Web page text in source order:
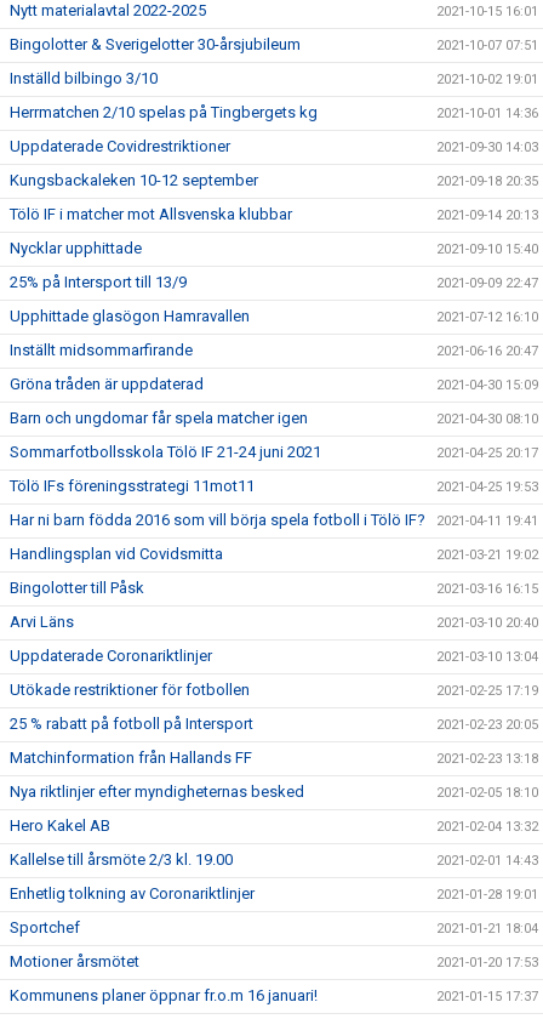
Nytt materialavtal 2022-2025 2021-10-15 16:01
Bingolotter & Sverigelotter 30-årsjubileum 2021-10-07 07:51
Inställd bilbingo 3/10 2021-10-02 19:01
Herrmatchen 2/10 spelas på Tingbergets kg 2021-10-01 14:36
Uppdaterade Covidrestriktioner 2021-09-30 14:03
Kungsbackaleken 10-12 september 2021-09-18 20:35
Tölö IF i matcher mot Allsvenska klubbar 2021-09-14 20:13
Nycklar upphittade 2021-09-10 15:40
25% på Intersport till 13/9 2021-09-09 22:47
Upphittade glasögon Hamravallen 2021-07-12 16:10
Inställt midsommarfirande 2021-06-16 20:47
Gröna tråden är uppdaterad 2021-04-30 15:09
Barn och ungdomar får spela matcher igen 2021-04-30 08:10
Sommarfotbollsskola Tölö IF 21-24 juni 2021 2021-04-25 20:17
Tölö IFs föreningsstrategi 11mot11 2021-04-25 19:53
Har ni barn födda 2016 som vill börja spela fotboll i Tölö IF? 2021-04-11 19:41
Handlingsplan vid Covidsmitta 2021-03-21 19:02
Bingolotter till Påsk 2021-03-16 16:15
Arvi Läns 2021-03-10 20:40
Uppdaterade Coronariktlinjer 2021-03-10 13:04
Utökade restriktioner för fotbollen 2021-02-25 17:19
25 % rabatt på fotboll på Intersport 2021-02-23 20:05
Matchinformation från Hallands FF 2021-02-23 13:18
Nya riktlinjer efter myndigheternas besked 2021-02-05 18:10
Hero Kakel AB 2021-02-04 13:32
Kallelse till årsmöte 2/3 kl. 19.00 2021-02-01 14:43
Enhetlig tolkning av Coronariktlinjer 2021-01-28 19:01
Sportchef 2021-01-21 18:04
Motioner årsmötet 2021-01-20 17:53
Kommunens planer öppnar fr.o.m 16 januari! 2021-01-15 17:37